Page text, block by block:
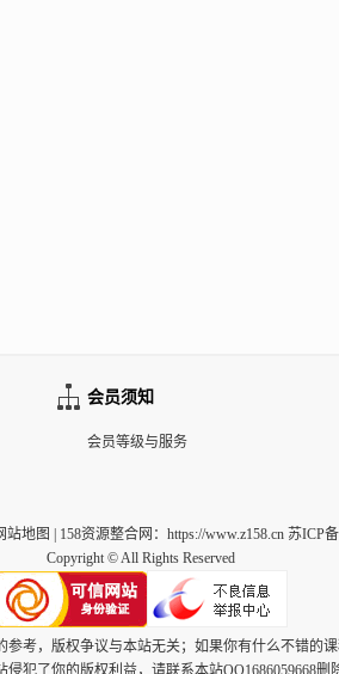
会员须知
会员等级与服务
站地图 158资源整合网 ：https://www.z158.cn 苏ICP
Copyright © All Rights Reserved
考，版权争议与本站无关；如果你有什么不错
犯了你的版权利益，请联系本站QQ1686059668删